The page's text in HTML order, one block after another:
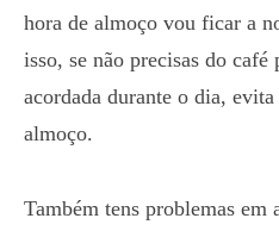
hora de almoço vou ficar a
isso, se não precisas do café
acordada durante o dia,
almoço.
Também tens problemas em